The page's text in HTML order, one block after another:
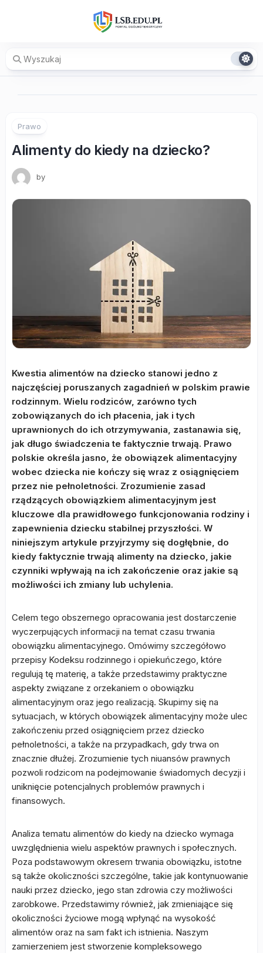
Prawo
Alimenty do kiedy na dziecko?
by
Kwestia alimentów na dziecko stanowi jedno z
najczęściej poruszanych zagadnień w polskim prawie
rodzinnym. Wielu rodziców, zarówno tych
zobowiązanych do ich płacenia, jak i tych
uprawnionych do ich otrzymywania, zastanawia się,
jak długo świadczenia te faktycznie trwają. Prawo
polskie określa jasno, że obowiązek alimentacyjny
wobec dziecka nie kończy się wraz z osiągnięciem
przez nie pełnoletności. Zrozumienie zasad
rządzących obowiązkiem alimentacyjnym jest
kluczowe dla prawidłowego funkcjonowania rodziny i
zapewnienia dziecku stabilnej przyszłości. W
niniejszym artykule przyjrzymy się dogłębnie, do
kiedy faktycznie trwają alimenty na dziecko, jakie
czynniki wpływają na ich zakończenie oraz jakie są
możliwości ich zmiany lub uchylenia.
Celem tego obszernego opracowania jest dostarczenie
wyczerpujących informacji na temat czasu trwania
obowiązku alimentacyjnego. Omówimy szczegółowo
przepisy Kodeksu rodzinnego i opiekuńczego, które
regulują tę materię, a także przedstawimy praktyczne
aspekty związane z orzekaniem o obowiązku
alimentacyjnym oraz jego realizacją. Skupimy się na
sytuacjach, w których obowiązek alimentacyjny może ulec
zakończeniu przed osiągnięciem przez dziecko
pełnoletności, a także na przypadkach, gdy trwa on
znacznie dłużej. Zrozumienie tych niuansów prawnych
pozwoli rodzicom na podejmowanie świadomych decyzji i
uniknięcie potencjalnych problemów prawnych i
finansowych.
Analiza tematu alimentów do kiedy na dziecko wymaga
uwzględnienia wielu aspektów prawnych i społecznych.
Poza podstawowym okresem trwania obowiązku, istotne
są także okoliczności szczególne, takie jak kontynuowanie
nauki przez dziecko, jego stan zdrowia czy możliwości
zarobkowe. Przedstawimy również, jak zmieniające się
okoliczności życiowe mogą wpłynąć na wysokość
alimentów oraz na sam fakt ich istnienia. Naszym
zamierzeniem jest stworzenie kompleksowego